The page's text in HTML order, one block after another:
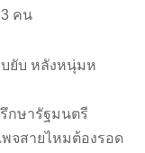
คน
ษารัฐมนตรี
จสายไหมต้องรอด